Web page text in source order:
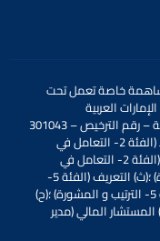
خاصة تعمل تحت
العربية
ضمان مرخصة وخاضعة للهيئة – رقم الترخيص – 301043
(أ) إدارة المحافظ (الفئة 2- التعامل في
الاستثمار)؛ (ب) ادارة استثمارات صناديق الاستثمار (الفئة 2- التعامل في
الاستثمار)؛ (ت) الترويج (الفئة 5- الترتيب و المشورة) ؛(ث) التعريف (الفئة 5-
الترتيب و المشورة) ؛(ج) الاستشارات المالية (الفئة 5- الترتيب و المشورة) ؛(ح)
المالي (مدير